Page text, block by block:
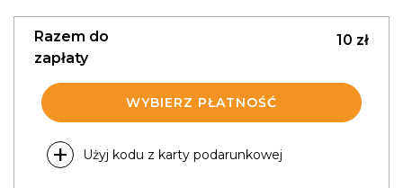
Razem do
zapłaty
10 zł
WYBIERZ PŁATNOŚĆ
Użyj kodu z karty podarunkowej